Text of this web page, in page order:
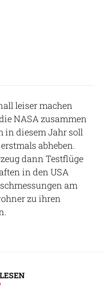
leiser machen
NASA zusammen
in diesem Jahr soll
erstmals abheben.
dann Testflüge
in den USA
am
zu ihren